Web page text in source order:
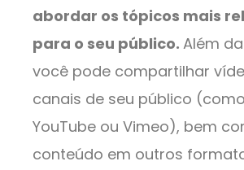
abordar os tópicos mais
para o seu público. Além
você pode compartilhar
canais de seu público (como
YouTube ou Vimeo), bem
conteúdo em outros